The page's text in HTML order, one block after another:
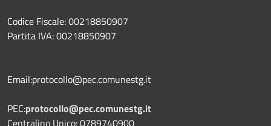
Codice Fiscale: 00218850907
Partita IVA: 00218850907
Email:protocollo@pec.comunestg.it
PEC:protocollo@pec.comunestg.it
Centralino Unico: 0789740900